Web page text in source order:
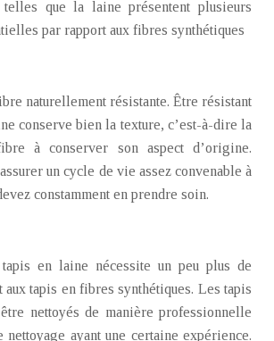
que la laine présentent plusieurs
par rapport aux fibres synthétiques
naturellement résistante. Être résistant
conserve bien la texture, c’est-à-dire la
à conserver son aspect d’origine.
un cycle de vie assez convenable à
constamment en prendre soin.
tapis en laine nécessite un peu plus de
tapis en fibres synthétiques. Les tapis
nettoyés de manière professionnelle
nettoyage ayant une certaine expérience.